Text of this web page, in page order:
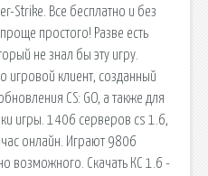
Strike. Все бесплатно и без
простого! Разве есть
не знал бы эту игру.
игровой клиент, созданный
CS: GO, а также для
игры. 1406 серверов cs 1.6,
онлайн. Играют 9806
возможного. Скачать КС 1.6 -